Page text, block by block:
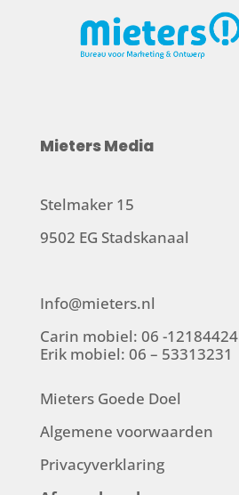
Mieters Media
Stelmaker 15
9502 EG Stadskanaal
Info@mieters.nl
Carin mobiel: 06 -12184424
Erik mobiel: 06 – 53313231
Mieters Goede Doel
Algemene voorwaarden
Privacyverklaring